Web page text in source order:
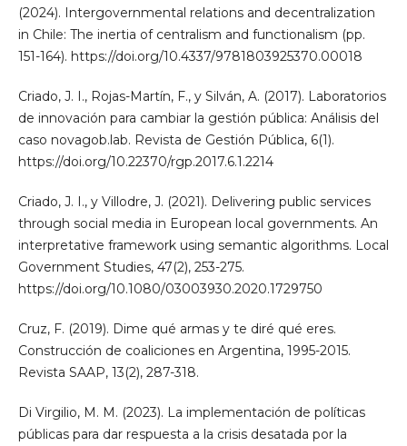
(2024). Intergovernmental relations and decentralization
in Chile: The inertia of centralism and functionalism (pp.
151-164). https://doi.org/10.4337/9781803925370.00018
Criado, J. I., Rojas-Martín, F., y Silván, A. (2017). Laboratorios
de innovación para cambiar la gestión pública: Análisis del
caso novagob.lab. Revista de Gestión Pública, 6(1).
https://doi.org/10.22370/rgp.2017.6.1.2214
Criado, J. I., y Villodre, J. (2021). Delivering public services
through social media in European local governments. An
interpretative framework using semantic algorithms. Local
Government Studies, 47(2), 253-275.
https://doi.org/10.1080/03003930.2020.1729750
Cruz, F. (2019). Dime qué armas y te diré qué eres.
Construcción de coaliciones en Argentina, 1995-2015.
Revista SAAP, 13(2), 287-318.
Di Virgilio, M. M. (2023). La implementación de políticas
públicas para dar respuesta a la crisis desatada por la